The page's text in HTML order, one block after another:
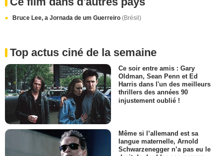
Bruce Lee, a Jornada de um Guerreiro (Brésil)
Top actus ciné de la semaine
Ce soir entre amis : Gary
Oldman, Sean Penn et Ed
Harris dans l'un des meilleurs
thrillers des années 90
injustement oublié !
Même si l’allemand est sa
langue maternelle, Arnold
Schwarzenegger n’a pas eu le